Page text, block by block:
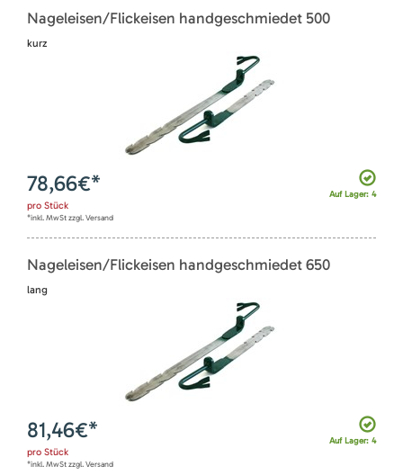
Nageleisen/Flickeisen handgeschmiedet 500
kurz
Auf Lager: 4
78,66€*
pro Stück
*inkl. MwSt zzgl. Versand
Nageleisen/Flickeisen handgeschmiedet 650
lang
Auf Lager: 4
81,46€*
pro Stück
*inkl. MwSt zzgl. Versand